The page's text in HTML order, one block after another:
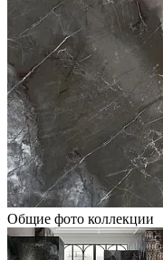
Общие фото коллекции